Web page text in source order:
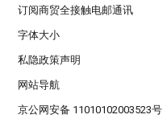
订阅商贸全接触电邮通讯
字体大小
私隐政策声明
网站导航
京公网安备 11010102003523号